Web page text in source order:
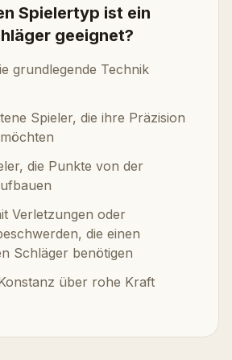
Spielertyp ist ein
geeignet?
grundlegende Technik
Spieler, die ihre Präzision
die Punkte von der
Verletzungen oder
die einen
Schläger benötigen
über rohe Kraft